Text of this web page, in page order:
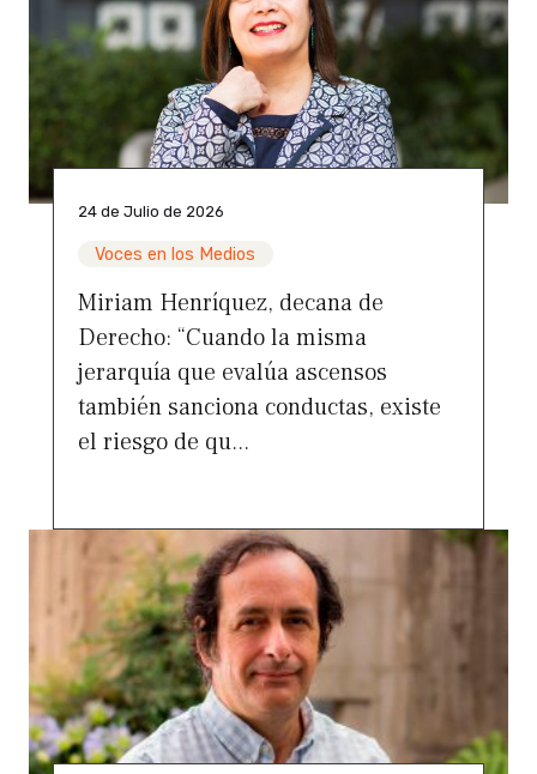
24 de Julio de 2026
Voces en los Medios
Miriam Henríquez, decana de
Derecho: “Cuando la misma
jerarquía que evalúa ascensos
también sanciona conductas, existe
el riesgo de qu...